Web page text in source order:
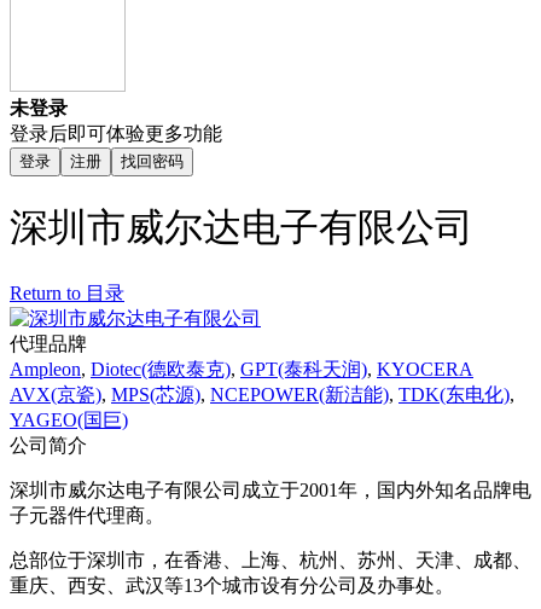
未登录
登录后即可体验更多功能
登录 注册 找回密码
深圳市威尔达电子有限公司
Return to 目录
代理品牌
Ampleon, Diotec(德欧泰克), GPT(泰科天润), KYOCERA
AVX(京瓷), MPS(芯源), NCEPOWER(新洁能), TDK(东电化),
YAGEO(国巨)
公司简介
深圳市威尔达电子有限公司成立于2001年，国内外知名品牌电
子元器件代理商。
总部位于深圳市，在香港、上海、杭州、苏州、天津、成都、
重庆、西安、武汉等13个城市设有分公司及办事处。